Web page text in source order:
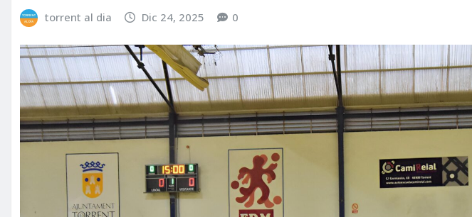
torrent al dia Dic 24, 2025 0